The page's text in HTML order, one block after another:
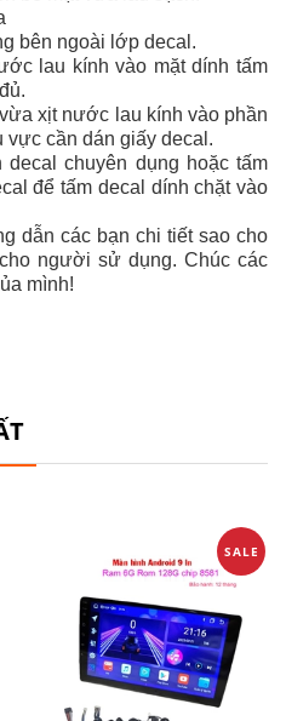
bên ngoài lớp decal.
lau kính vào mặt dính tấm
xịt nước lau kính vào phần
vực cần dán giấy decal.
chuyên dụng hoặc tấm
để tấm decal dính chặt vào
dẫn các bạn chi tiết sao cho
người sử dụng. Chúc các
mình!
SALE